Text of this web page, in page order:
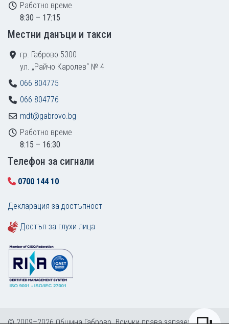
Работно време
8:30 – 17:15
Местни данъци и такси
гр. Габрово 5300
ул. „Райчо Каролев“ № 4
066 804775
066 804776
mdt@gabrovo.bg
Работно време
8:15 – 16:30
Tелефон за сигнали
0700 144 10
Декларация за достъпност
Достъп за глухи лица